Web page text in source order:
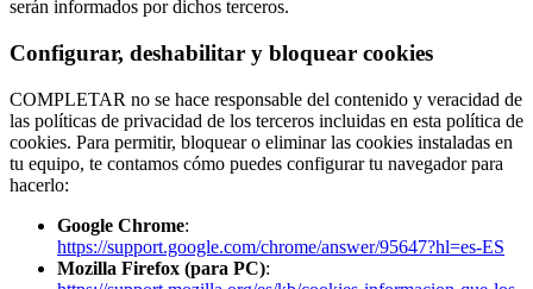
serán informados por dichos terceros.
Configurar, deshabilitar y bloquear cookies
COMPLETAR no se hace responsable del contenido y veracidad de
las políticas de privacidad de los terceros incluidas en esta política de
cookies. Para permitir, bloquear o eliminar las cookies instaladas en
tu equipo, te contamos cómo puedes configurar tu navegador para
hacerlo:
Google Chrome:
https://support.google.com/chrome/answer/95647?hl=es-ES
Mozilla Firefox (para PC):